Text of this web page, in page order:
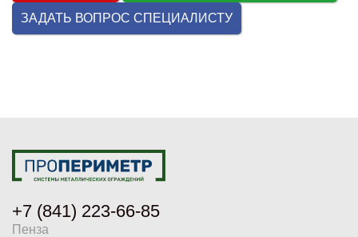
ЗАДАТЬ ВОПРОС СПЕЦИАЛИСТУ
+7 (841) 223-66-85
Пенза